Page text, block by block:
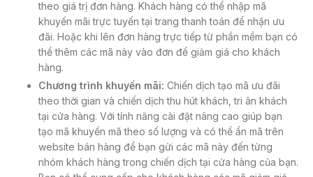
theo giá trị đơn hàng. Khách hàng có thể nhập mã
khuyến mãi trực tuyến tại trang thanh toán để nhận ưu
đãi. Hoặc khi lên đơn hàng trực tiếp từ phần mềm bạn có
thể thêm các mã này vào đơn để giảm giá cho khách
hàng.
Chương trình khuyến mãi: Chiến dịch tạo mã ưu đãi
theo thời gian và chiến dịch thu hút khách, tri ân khách
tại cửa hàng. Với tính năng cài đặt nâng cao giúp bạn
tạo mã khuyến mã theo số lượng và có thể ẩn mã trên
website bán hàng để bạn gửi các mã này đến từng
nhóm khách hàng trong chiến dịch tại cửa hàng của bạn.